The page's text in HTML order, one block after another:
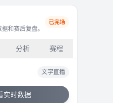
和赛后复盘。
已完场
分析 赛程
文字直播
实时数据